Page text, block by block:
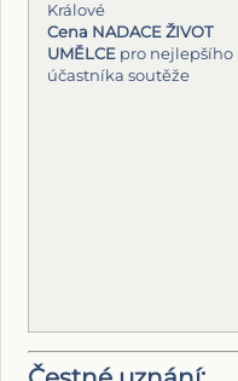
Králové
Cena NADACE ŽIVOT
UMĚLCE pro nejlepšího
účastníka soutěže